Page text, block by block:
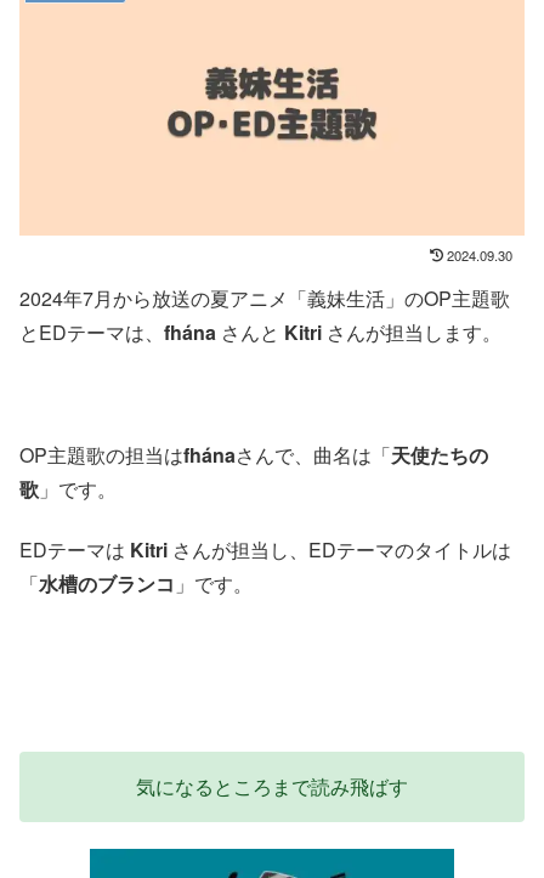
2024.09.30
2024年7月から放送の夏アニメ「義妹生活」のOP主題歌
とEDテーマは、 fhána さんと Kitri さんが担当します。
OP主題歌の担当はfhánaさんで、曲名は「天使たちの
歌 」です。
EDテーマは Kitri さんが担当し、EDテーマのタイトルは
「水槽のブランコ 」です。
気になるところまで読み飛ばす